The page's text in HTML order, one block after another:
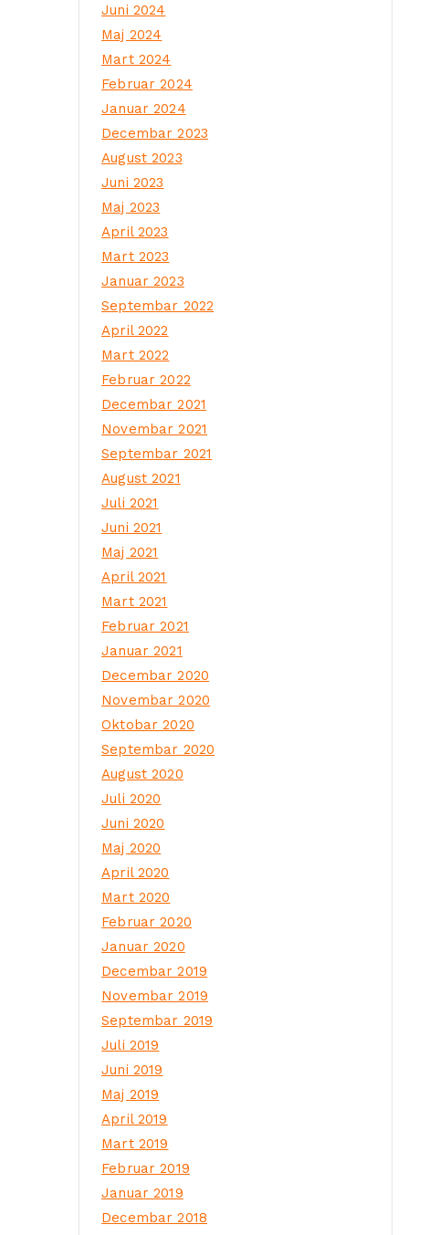
Juni 2024
Maj 2024
Mart 2024
Februar 2024
Januar 2024
Decembar 2023
August 2023
Juni 2023
Maj 2023
April 2023
Mart 2023
Januar 2023
Septembar 2022
April 2022
Mart 2022
Februar 2022
Decembar 2021
Novembar 2021
Septembar 2021
August 2021
Juli 2021
Juni 2021
Maj 2021
April 2021
Mart 2021
Februar 2021
Januar 2021
Decembar 2020
Novembar 2020
Oktobar 2020
Septembar 2020
August 2020
Juli 2020
Juni 2020
Maj 2020
April 2020
Mart 2020
Februar 2020
Januar 2020
Decembar 2019
Novembar 2019
Septembar 2019
Juli 2019
Juni 2019
Maj 2019
April 2019
Mart 2019
Februar 2019
Januar 2019
Decembar 2018